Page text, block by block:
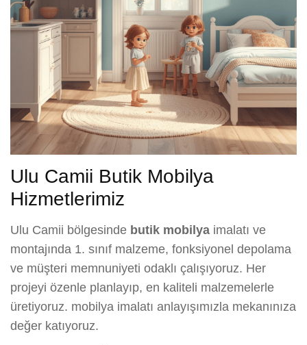
Ulu Camii Butik Mobilya
Hizmetlerimiz
Ulu Camii bölgesinde butik mobilya imalatı ve
montajında 1. sınıf malzeme, fonksiyonel depolama
ve müşteri memnuniyeti odaklı çalışıyoruz. Her
projeyi özenle planlayıp, en kaliteli malzemelerle
üretiyoruz. mobilya imalatı anlayışımızla mekanınıza
değer katıyoruz.